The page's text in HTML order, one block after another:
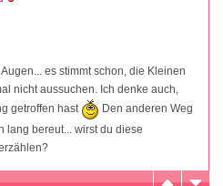
es stimmt schon, die Kleinen
nicht aussuchen. Ich denke auch,
getroffen hast
Den anderen Weg
lang bereut... wirst du diese